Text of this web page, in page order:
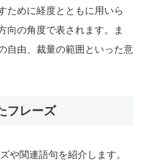
ために経度とともに用いら
向の角度で表されます。ま
自由、裁量の範囲といった意
フレーズ
や関連語句を紹介します。